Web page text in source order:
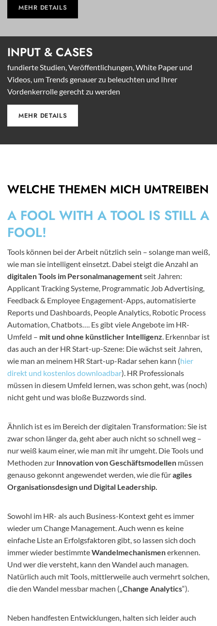
MEHR DETAILS
INPUT & CASES
fundierte Studien, Veröffentlichungen, White Paper und
Videos, um Trends genauer zu beleuchten und Ihrer
Vordenkerrolle gerecht zu werden
MEHR DETAILS
WELCHE THEMEN MICH UMTREIBEN
A FOOL WITH A TOOL IS STILL A
FOOL!
Tools können bei der Arbeit nützlich sein – solange man weiß,
wie man sie intelligent einsetzt. Dabei steigt die Anzahl an
digitalen Tools im Personalmanagementseit Jahren:
Applicant Tracking Systeme, Programmatic Job Advertising,
Feedback & Employee Engagement-Apps, automatisierte
Reports und Dashboards, People Analytics, Robotic Process
Automation, Chatbots…. Es gibt viele Angebote im HR-
Umfeld – mit und ohne künstlicher Intelligenz. Erkennbar ist
das auch an der HR Start-up-Szene: Die wächst seit Jahren,
wie man an meinem HR Start-up-Radar sehen kann (hier
direkt und kostenlos downloadbar). HR Professionals
müssen in diesem Umfeld lernen, was schon geht, was (noch)
nicht geht und was bloße Buzzwords sind.
Ähnlich ist es im Bereich der digitalen Transformation: Sie ist
zwar schon länger da, geht aber auch nicht so schnell weg –
nur weiß kaum einer, wie man mit ihr umgeht. Die Tools und
Methoden zur Innovation von Geschäftsmodellen müssen
genauso gekonnt angewendet werden, wie die füragiles
Organisationsdesign und Digital Leadership.
Sowohl im HR- als auch Business-Kontext geht es immer
wieder um Change Management. Auch wenn es keine
einfache Liste an Erfolgsfaktoren gibt, so lassen sich doch
immer wieder bestimmteWandelmechanismenerkennen.
Und wer die versteht, kann den Wandel auch managen.
Natürlich auch mit Tools, mittlerweile auch vermehrt solchen,
die den Wandel messbar machen („Change Analytics“).
Neben handfesten Entwicklungen, halten sich leider auch